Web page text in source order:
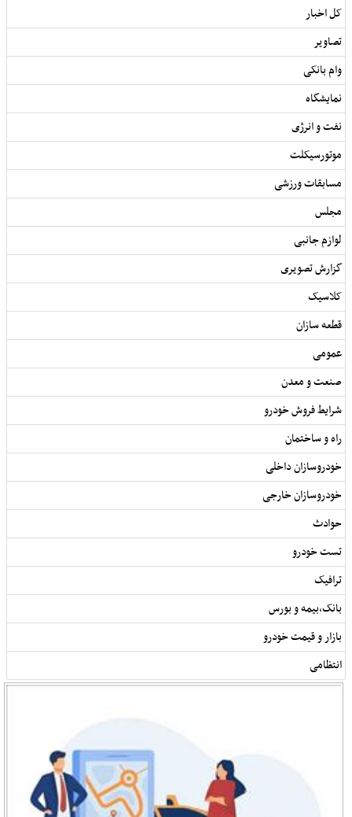
کل اخبار
تصاویر
وام بانکی
نمایشگاه
نفت و انرژی
موتورسیکلت
مسابقات ورزشی
مجلس
لوازم جانبی
گزارش تصویری
کلاسیک
قطعه سازان
عمومی
صنعت و معدن
شرایط فروش خودرو
راه و ساختمان
خودروسازان داخلی
خودروسازان خارجی
حوادث
تست خودرو
ترافیک
بانک,بیمه و بورس
بازار و قیمت خودرو
انتظامی